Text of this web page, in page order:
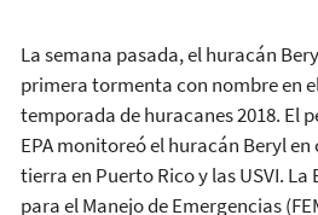
La semana pasada, el huracán
primera tormenta con nombre en
temporada de huracanes 2018. El
EPA monitoreó el huracán Beryl
tierra en Puerto Rico y las USVI. La
para el Manejo de Emergencias